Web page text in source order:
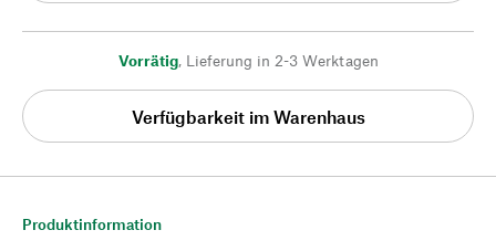
Vorrätig, Lieferung in 2-3 Werktagen
Verfügbarkeit im Warenhaus
Produktinformation